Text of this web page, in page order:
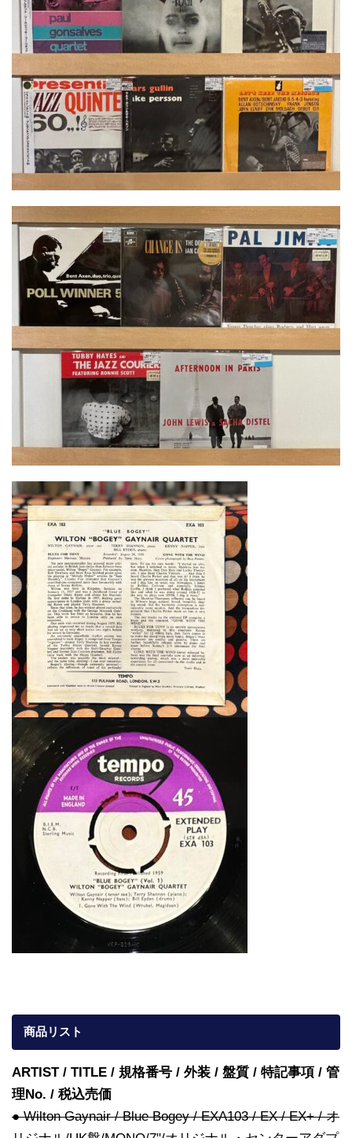
商品リスト
ARTIST / TITLE / 規格番号 / 外装 / 盤質 / 特記事項 / 管
理No. / 税込売価
● Wilton Gaynair / Blue Bogey / EXA103 / EX / EX+ / オ